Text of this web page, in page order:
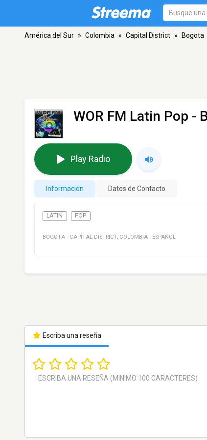
América del Sur » Colombia » Capital District » Bogota
WOR FM Latin Pop -
Play Radio
Información Datos de Contacto
LATIN POP
BOGOTA · CAPITAL DISTRICT, COLOMBIA · ESPAÑOL
Escriba una reseña